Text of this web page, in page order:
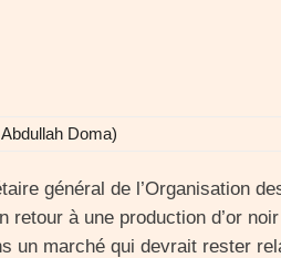
Doma)
général de l’Organisation
à une production d’or noir
un marché qui devrait rester